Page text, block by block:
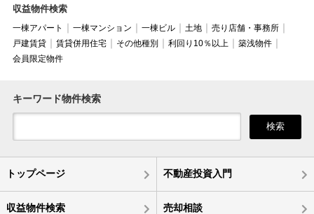
収益物件検索
一棟アパート 一棟マンション 一棟ビル 土地
売り店舗・事務所
戸建賃貸
賃貸併用住宅 その他種別 利回り10％以上
築浅物件
会員限定物件
キーワード物件検索
検索
トップページ 不動産投資入門
収益物件検索 売却相談